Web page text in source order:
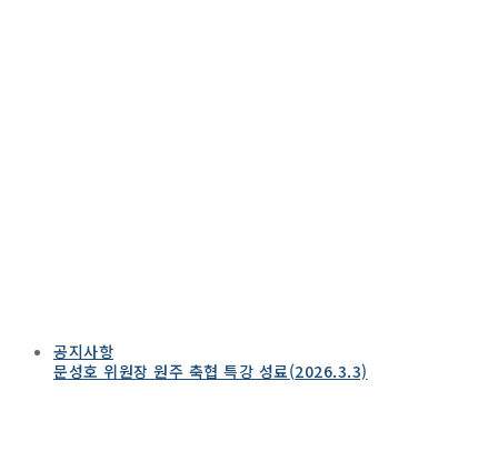
공지사항
문성호 위원장 원주 축협 특강 성료(2026.3.3)